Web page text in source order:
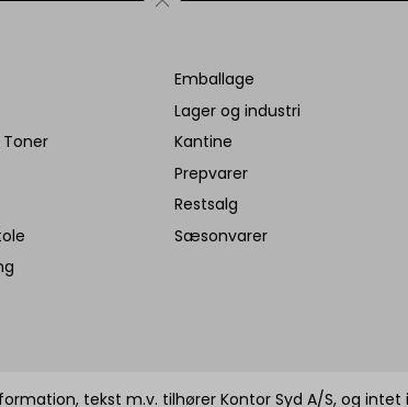
Emballage
Lager og industri
Kantine
Prepvarer
Restsalg
Sæsonvarer
tekst m.v. tilhører Kontor Syd A/S, og